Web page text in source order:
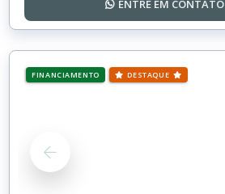
ENTRE EM CONTATO
FINANCIAMENTO DESTAQUE